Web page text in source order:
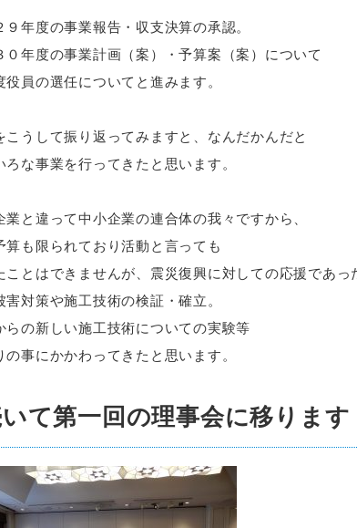
９年度の事業報告・収支決算の承認。
０年度の事業計画（案）・予算案（案）について
役員の選任についてと進みます。
こうして振り返ってみますと、なんだかんだと
ろな事業を行ってきたと思います。
業と違って中小企業の連合体の我々ですから、
算も限られており活動と言っても
ことはできませんが、震災復興に対しての応援であっ
害対策や施工技術の検証・確立。
らの新しい施工技術についての実験等
の事にかかわってきたと思います。
て第一回の理事会に移ります